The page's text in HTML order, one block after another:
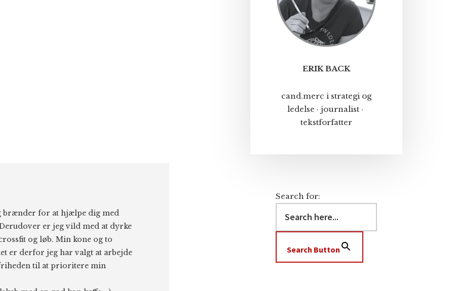
brænder for at hjælpe dig med
er jeg vild med at dyrke
og løb. Min kone og to
er derfor jeg har valgt at arbejde
til at prioritere min
ERIK BACK
cand.merc i strategi og
ledelse · journalist ·
tekstforfatter
Search for:
Search Button